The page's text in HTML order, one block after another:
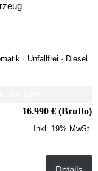
· Unfallfrei · Diesel
16.990 € (Brutto)
Inkl. 19% MwSt.